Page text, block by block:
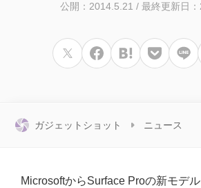
公開：2014.5.21 / 最終更新日
ガジェットショット ニュース
MicrosoftからSurface Proの新モデ